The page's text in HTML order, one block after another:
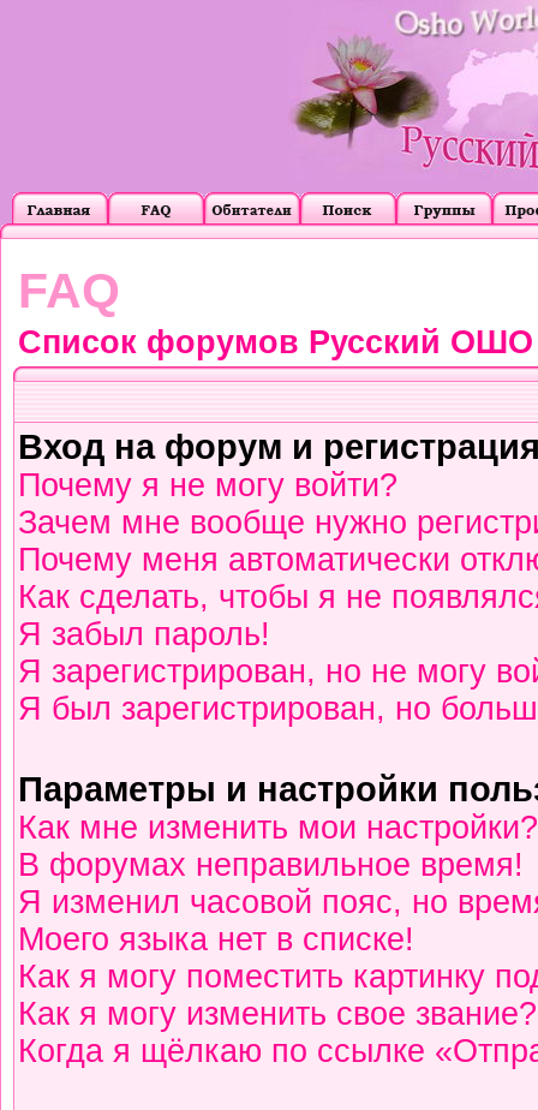
FAQ
Список форумов Русский ОШО
Вход на форум и
Почему я не могу войти?
Зачем мне вообще нужно
Почему меня автоматически
Как сделать, чтобы я не
Я забыл пароль!
Я зарегистрирован, но не могу
Я был зарегистрирован, но
Параметры и настройки
Как мне изменить мои настройки?
В форумах неправильное время!
Я изменил часовой пояс, но
Моего языка нет в списке!
Как я могу поместить картинку
Как я могу изменить свое звание?
Когда я щёлкаю по ссылке